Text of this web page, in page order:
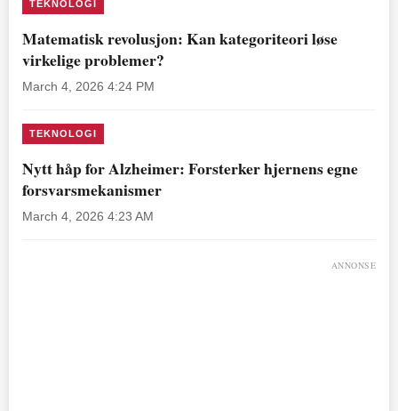
TEKNOLOGI
Matematisk revolusjon: Kan kategoriteori løse
virkelige problemer?
March 4, 2026 4:24 PM
TEKNOLOGI
Nytt håp for Alzheimer: Forsterker hjernens egne
forsvarsmekanismer
March 4, 2026 4:23 AM
ANNONSE